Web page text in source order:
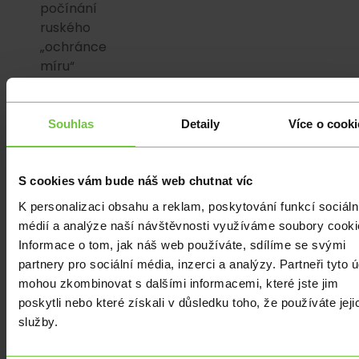
Souhlas Detaily Více o
S cookies vám bude náš web chutnat víc
K personalizaci obsahu a reklam, poskytování funkcí
médií a analýze naší návštěvnosti využíváme soubory
Informace o tom, jak náš web používáte, sdílíme se svými
partnery pro sociální média, inzerci a analýzy. Partneři tyto
mohou zkombinovat s dalšími informacemi, které jste jim
poskytli nebo které získali v důsledku toho, že používáte
služby.
počínání
ruského
„ochránce
míru“
výrazným
proinflačním
tlakem.
faktorem
tak
zůstává
pouze
mírná
zima,
která
jde
v